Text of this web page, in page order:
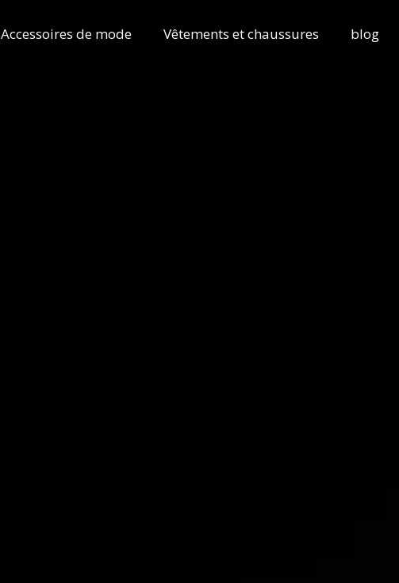
Accessoires de mode Vêtements et chaussures blog